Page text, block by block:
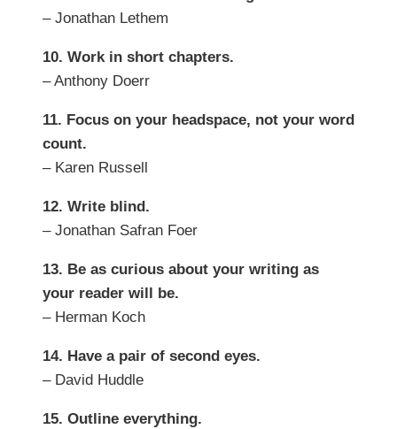
– Jonathan Lethem
10. Work in short chapters.
– Anthony Doerr
11. Focus on your headspace, not your word
count.
– Karen Russell
12. Write blind.
– Jonathan Safran Foer
13. Be as curious about your writing as
your reader will be.
– Herman Koch
14. Have a pair of second eyes.
– David Huddle
15. Outline everything.